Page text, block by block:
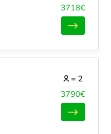
3718€
3790€
= 2